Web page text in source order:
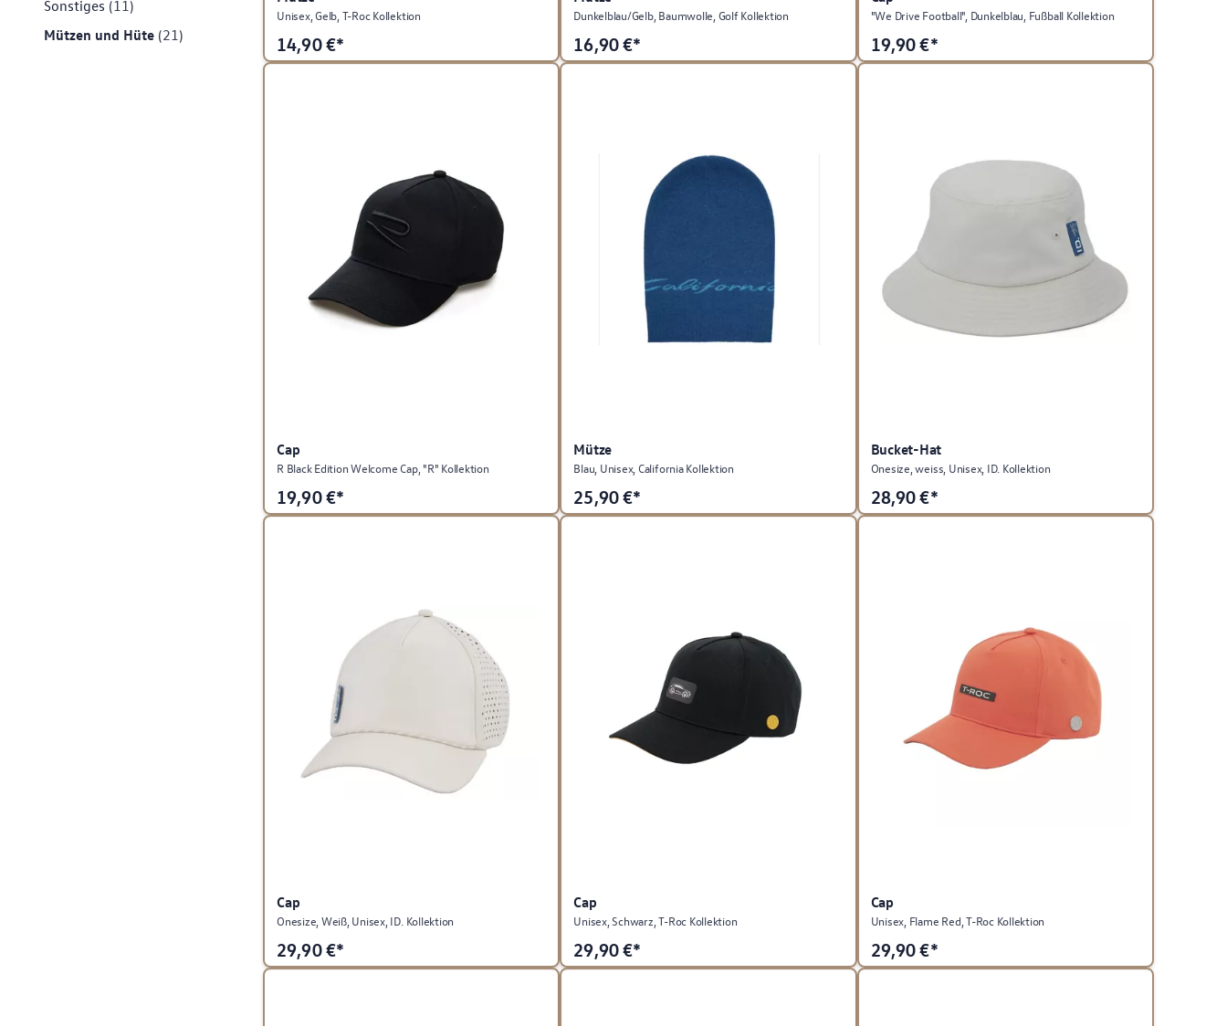
Sonstiges (11)
Mützen und Hüte (21)
Unisex, Gelb, T-Roc Kollektion
14,90€*
Dunkelblau/Gelb, Baumwolle, Golf Kollektion
16,90€*
"We Drive Football", Dunkelblau, Fußball Kollektion
19,90€*
Cap
R Black Edition Welcome Cap, "R" Kollektion
19,90€*
Mütze
Blau, Unisex, California Kollektion
25,90€*
Bucket-Hat
Onesize, weiss, Unisex, ID. Kollektion
28,90€*
Cap
Onesize, Weiß, Unisex, ID. Kollektion
29,90€*
Cap
Unisex, Schwarz, T-Roc Kollektion
29,90€*
Cap
Unisex, Flame Red, T-Roc Kollektion
29,90€*